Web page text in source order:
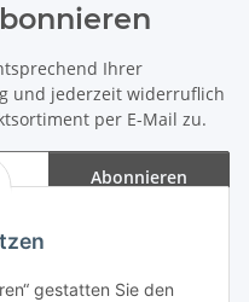
gestatten Sie den
Ihrer
und jederzeit widerruflich
per E-Mail zu.
Abonnieren